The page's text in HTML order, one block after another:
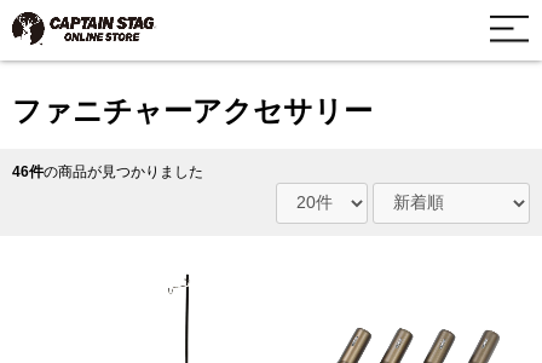
ファニチャーアクセサリー
46件の商品が見つかりました